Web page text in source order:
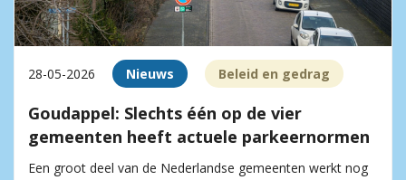
28-05-2026 Nieuws Beleid en gedrag
Goudappel: Slechts één op de vier
gemeenten heeft actuele parkeernormen
Een groot deel van de Nederlandse gemeenten werkt nog